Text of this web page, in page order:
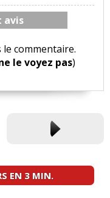
avis
commentaire.
le voyez pas)
EN 3 MIN.